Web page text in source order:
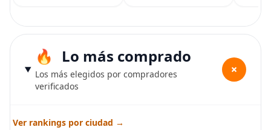
Lo más comprado
Los más elegidos por compradores
verificados
+
Ver rankings por ciudad →